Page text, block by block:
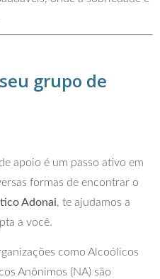
grupo de
apoio é um passo ativo em
formas de encontrar o
Adonai, te ajudamos a
a você.
como Alcoólicos
Anônimos (NA) são